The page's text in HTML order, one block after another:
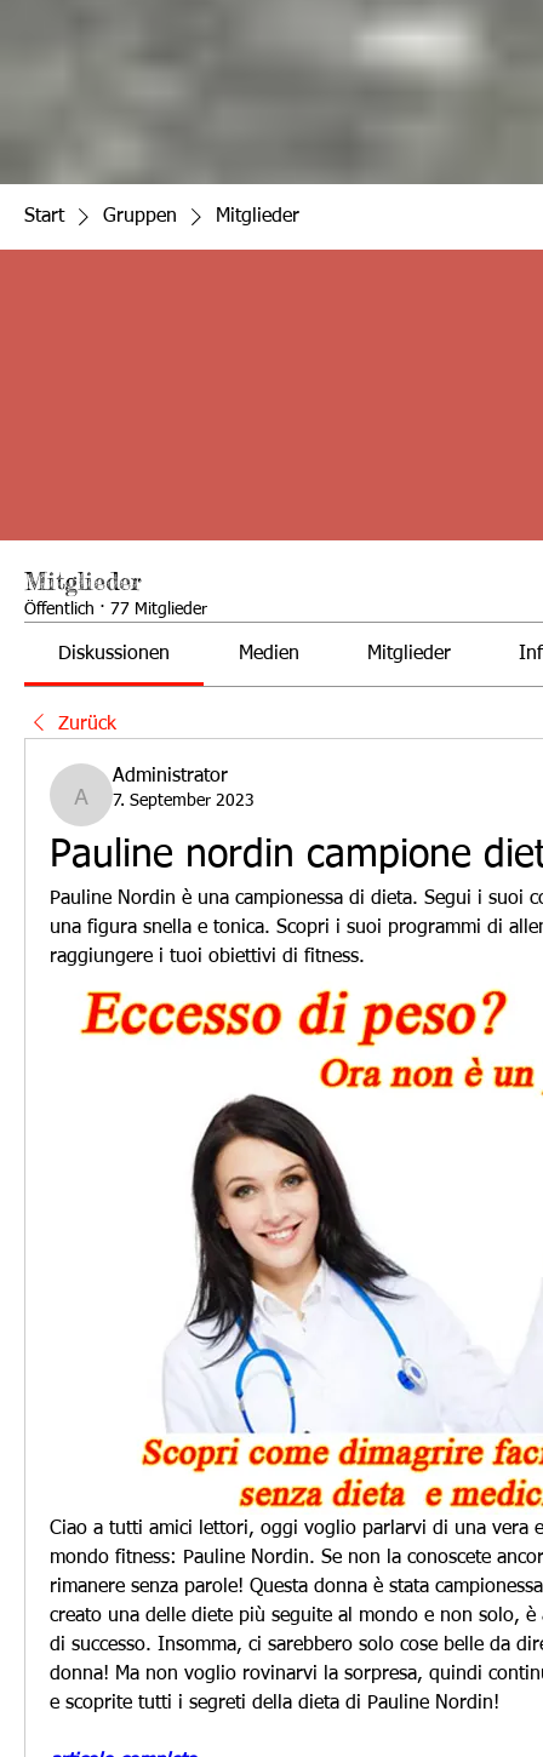
Start Gruppen Mitglieder
Mitglieder
Öffentlich · 77 Mitglieder
Diskussionen Medien Mitglieder
Zurück
Administrator
Administrator
7. September 2023
Pauline nordin campione
Pauline Nordin è una campionessa di dieta. Segui i suoi
una figura snella e tonica. Scopri i suoi programmi di
raggiungere i tuoi obiettivi di fitness.
Ciao a tutti amici lettori, oggi voglio parlarvi di una vera
mondo fitness: Pauline Nordin. Se non la conoscete
rimanere senza parole! Questa donna è stata
creato una delle diete più seguite al mondo e non solo, è
di successo. Insomma, ci sarebbero solo cose belle da
donna! Ma non voglio rovinarvi la sorpresa, quindi
e scoprite tutti i segreti della dieta di Pauline Nordin!